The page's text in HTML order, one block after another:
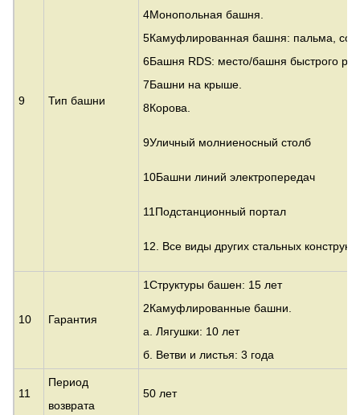
9 Тип башни
4Монопольная башня.
5Камуфлированная башня: пальма,
6Башня RDS: место/башня быстрого
7Башни на крыше.
8Корова.
9Уличный молниеносный столб
10Башни линий электропередач
11Подстанционный портал
12. Все виды других стальных
10 Гарантия
1Структуры башен: 15 лет
2Камуфлированные башни.
а. Лягушки: 10 лет
б. Ветви и листья: 3 года
11
Период
возврата
50 лет